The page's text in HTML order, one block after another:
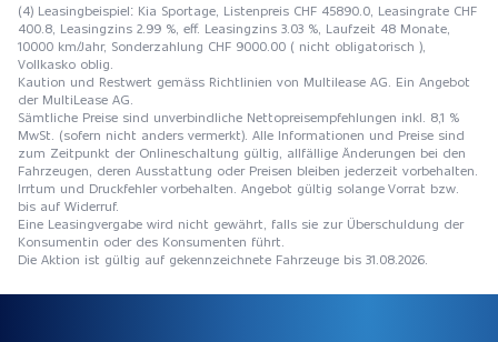
(4) Leasingbeispiel: Kia Sportage, Listenpreis CHF 45890.0, Leasingrate CHF
400.8, Leasingzins 2.99 %, eff. Leasingzins 3.03 %, Laufzeit 48 Monate,
10000 km/Jahr, Sonderzahlung CHF 9000.00 ( nicht obligatorisch ),
Vollkasko oblig.
Kaution und Restwert gemäss Richtlinien von Multilease AG. Ein Angebot
der MultiLease AG.
Sämtliche Preise sind unverbindliche Nettopreisempfehlungen inkl. 8,1 %
MwSt. (sofern nicht anders vermerkt). Alle Informationen und Preise sind
zum Zeitpunkt der Onlineschaltung gültig, allfällige Änderungen bei den
Fahrzeugen, deren Ausstattung oder Preisen bleiben jederzeit vorbehalten.
Irrtum und Druckfehler vorbehalten. Angebot gültig solange Vorrat bzw.
bis auf Widerruf.
Eine Leasingvergabe wird nicht gewährt, falls sie zur Überschuldung der
Konsumentin oder des Konsumenten führt.
Die Aktion ist gültig auf gekennzeichnete Fahrzeuge bis 31.08.2026.